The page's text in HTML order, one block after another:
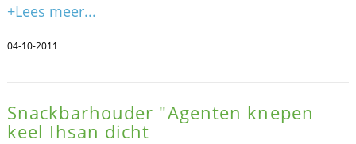
+Lees meer...
04-10-2011
Snackbarhouder "Agenten knepen
keel Ihsan dicht